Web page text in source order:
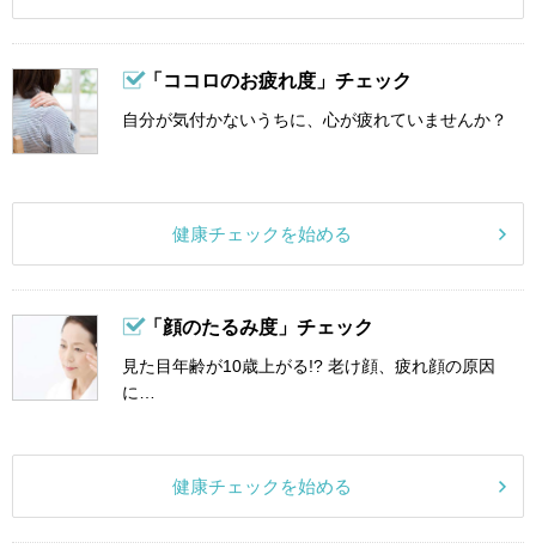
「ココロのお疲れ度」チェック
自分が気付かないうちに、心が疲れていませんか？
健康チェックを始める
「顔のたるみ度」チェック
見た目年齢が10歳上がる!? 老け顔、疲れ顔の原因
に…
健康チェックを始める